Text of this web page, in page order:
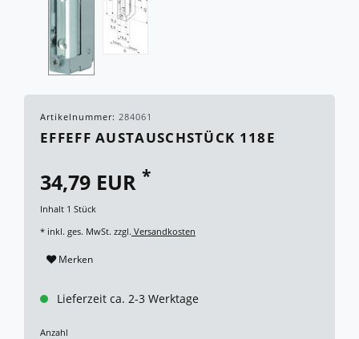
Artikelnummer: 284061
EFFEFF AUSTAUSCHSTÜCK 118E
34,79 EUR *
Inhalt 1 Stück
* inkl. ges. MwSt. zzgl. Versandkosten
Merken
Lieferzeit ca. 2-3 Werktage
Anzahl